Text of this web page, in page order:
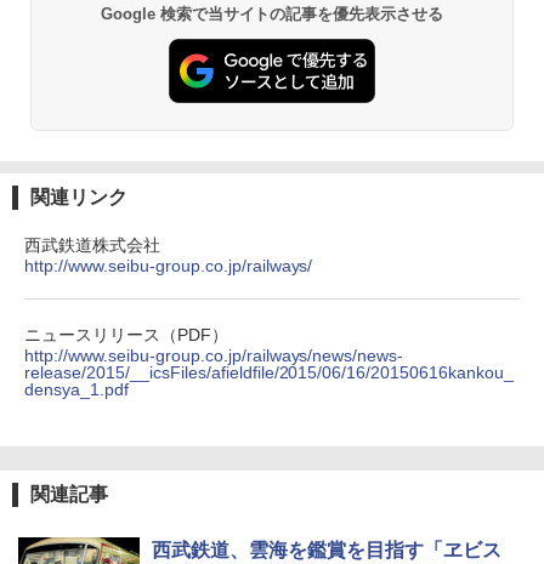
Google 検索で当サイトの記事を優先表示させる
関連リンク
西武鉄道株式会社
http://www.seibu-group.co.jp/railways/
ニュースリリース（PDF）
http://www.seibu-group.co.jp/railways/news/news-
release/2015/__icsFiles/afieldfile/2015/06/16/20150616kankou_
densya_1.pdf
関連記事
西武鉄道、雲海を鑑賞を目指す「ヱビス